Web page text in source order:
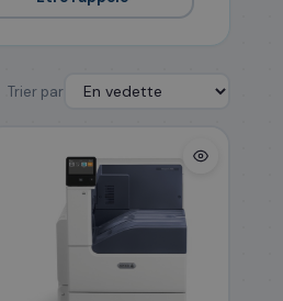
Trier par